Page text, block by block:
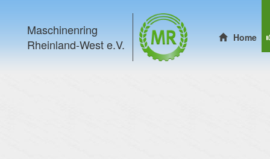
Maschinenring
Rheinland-West e.V.
Home